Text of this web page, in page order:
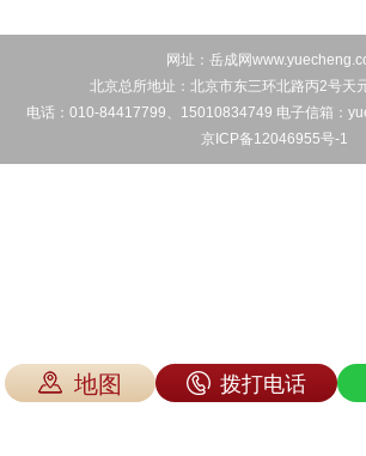
地图 拨打电话
网址：岳成网
北京总所地址：北京市东三环北路丙2号天
电话：010-84417799、15010834749 电子信箱：
京ICP备12046955号-1